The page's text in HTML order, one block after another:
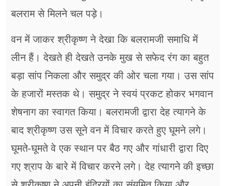
बलराम से मिलने चल पड़े।
वन में जाकर श्रीकृष्ण ने देखा कि बलरामजी समाधि में
लीन हैं। देखते ही देखते उनके मुख से सफेद रंग का बहुत
बड़ा सांप निकला और समुद्र की ओर चला गया। उस सांप
के हजारों मस्तक थे। समुद्र ने स्वयं प्रकट होकर भगवान
शेषनाग का स्वागत किया। बलरामजी द्वारा देह त्यागने के
बाद श्रीकृष्ण उस सूने वन में विचार करते हुए घूमने लगे।
घूमते-घूमते वे एक स्थान पर बैठ गए और गांधारी द्वारा दिए
गए श्राप के बारे में विचार करने लगे। देह त्यागने की इच्छा